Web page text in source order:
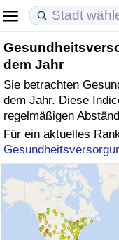
dem Jahr
Sie betrachten
dem Jahr. Diese
regelmäßigen
Für ein aktuelles
in Akaba
Immobilienpreise
Immobilienpreis-
Immobilienpreis-
Immobilienpreis-
Lebensqualität
Lebensqualität-
Lebensqualität-
Kriminalität
Kriminalitäts-Index